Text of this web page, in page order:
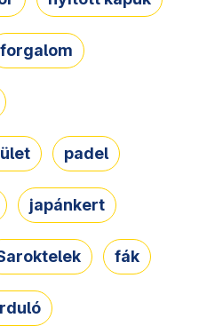
forgalom
padel
japánkert
fák